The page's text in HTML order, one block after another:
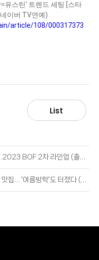
유스틴' 트렌드 세팅 [스타
이버 TV연예)
article/108/000317373
List
하이라이트·오마이걸 등…2023 BOF 2차 라인업 (출처 : 뉴시스 | 네이버뉴스)
더윈드, 알고 보니 수록곡 맛집… '여름방학'도 터졌다 (출처 : 이데일리 | 네이버 TV연예)